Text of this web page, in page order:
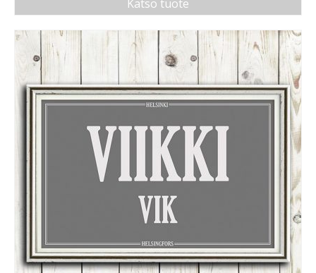
Katso tuote